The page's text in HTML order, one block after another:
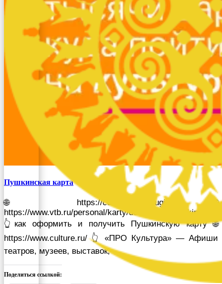
Пушкинская карта
🌐 https://culture.gosuslugi.ru/ 🌐
https://www.vtb.ru/personal/karty/debetovye/
👆как оформить и получить Пушкинскую карту 🌐
https://www.culture.ru/ 👆 «ПРО Культура» — Афиши
театров, музеев, выставок,
Поделиться ссылкой: